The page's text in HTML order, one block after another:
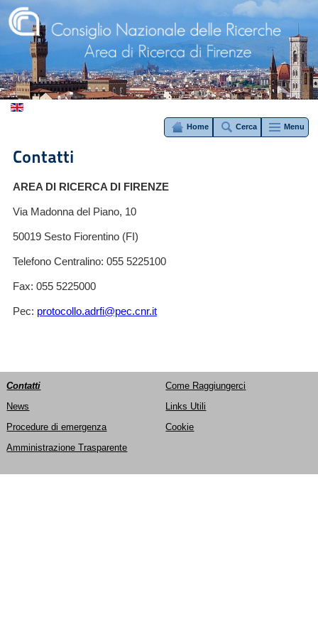
Home Cerca Menu
Contatti
AREA DI RICERCA DI FIRENZE
Via Madonna del Piano, 10
50019 Sesto Fiorentino (FI)
Telefono Centralino: 055 5225100
Fax: 055 5225000
Pec: protocollo.adrfi@pec.cnr.it
Contatti
Come Raggiungerci
News
Links Utili
Procedure di emergenza
Cookie
Amministrazione Trasparente